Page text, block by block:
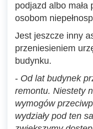
podjazd albo mała
osobom
Jest jeszcze inny
przeniesieniem
budynku.
- Od lat budynek
remontu. Niestety
wymogów
wydziały pod ten